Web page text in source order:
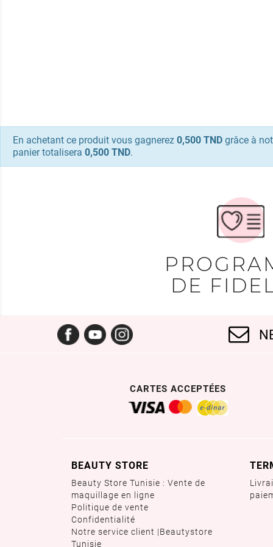
En achetant ce produit vous gagnerez 0,500 TND grâce à
panier totalisera 0,500 TND.
DE
FacebookYouTube
CARTES ACCEPTÉES
BEAUTY STORE
Beauty Store Tunisie : Vente de
maquillage en ligne
Politique de vente
Confidentialité
Notre service client |Beautystore
Tunisie